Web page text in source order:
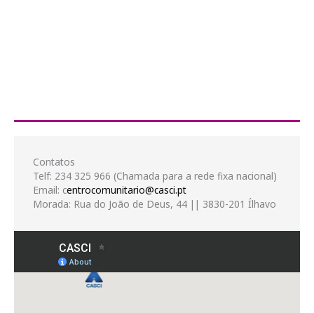
Contatos
Telf: 234 325 966 (Chamada para a rede fixa nacional)
Email: centrocomunitario@casci.pt
Morada: Rua do João de Deus, 44 || 3830-201 Ílhavo